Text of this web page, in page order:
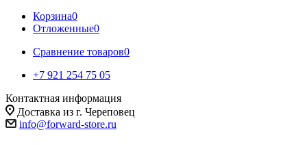
Корзина0
Отложенные0
Сравнение товаров0
+7 921 254 75 05
Контактная информация
Доставка из г. Череповец
info@forward-store.ru